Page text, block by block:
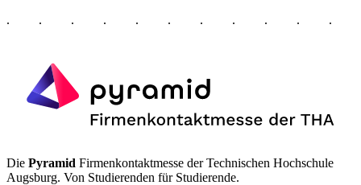
Die Pyramid Firmenkontaktmesse der Technischen Hochschule
Augsburg. Von Studierenden für Studierende.